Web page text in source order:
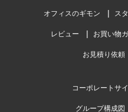
オフィスのギモン ス
レビュー お買い物
お見積り依頼
コーポレートサ
グループ構成図